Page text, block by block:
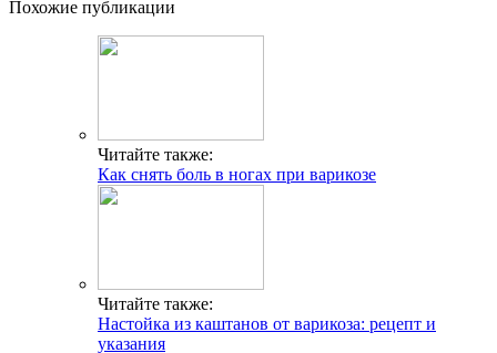
Похожие публикации
Читайте также:
Как снять боль в ногах при варикозе
Читайте также:
Настойка из каштанов от варикоза: рецепт и
указания